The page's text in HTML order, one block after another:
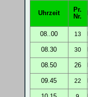
Uhrzeit
Pr.
Nr.
08..00 13
08.30 30
08.50 26
09.45 22